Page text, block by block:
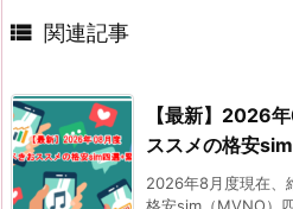
 関連記事
【最新】2026
ススメの格安
2026年8月度現在、
格安sim（MVNO）